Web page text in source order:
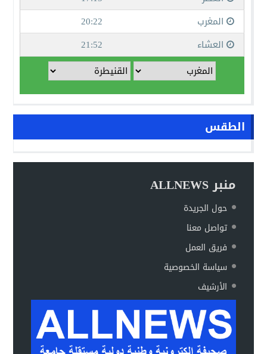
الطقس
منبر ALLNEWS
حول الجريدة
تواصل معنا
فريق العمل
سياسة الخصوصية
الأرشيف